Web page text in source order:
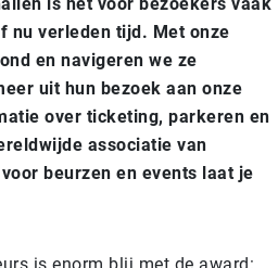
nu verleden tijd. Met onze
en navigeren we ze
uit hun bezoek aan onze
over ticketing, parkeren en
associatie van
beurzen en events laat je